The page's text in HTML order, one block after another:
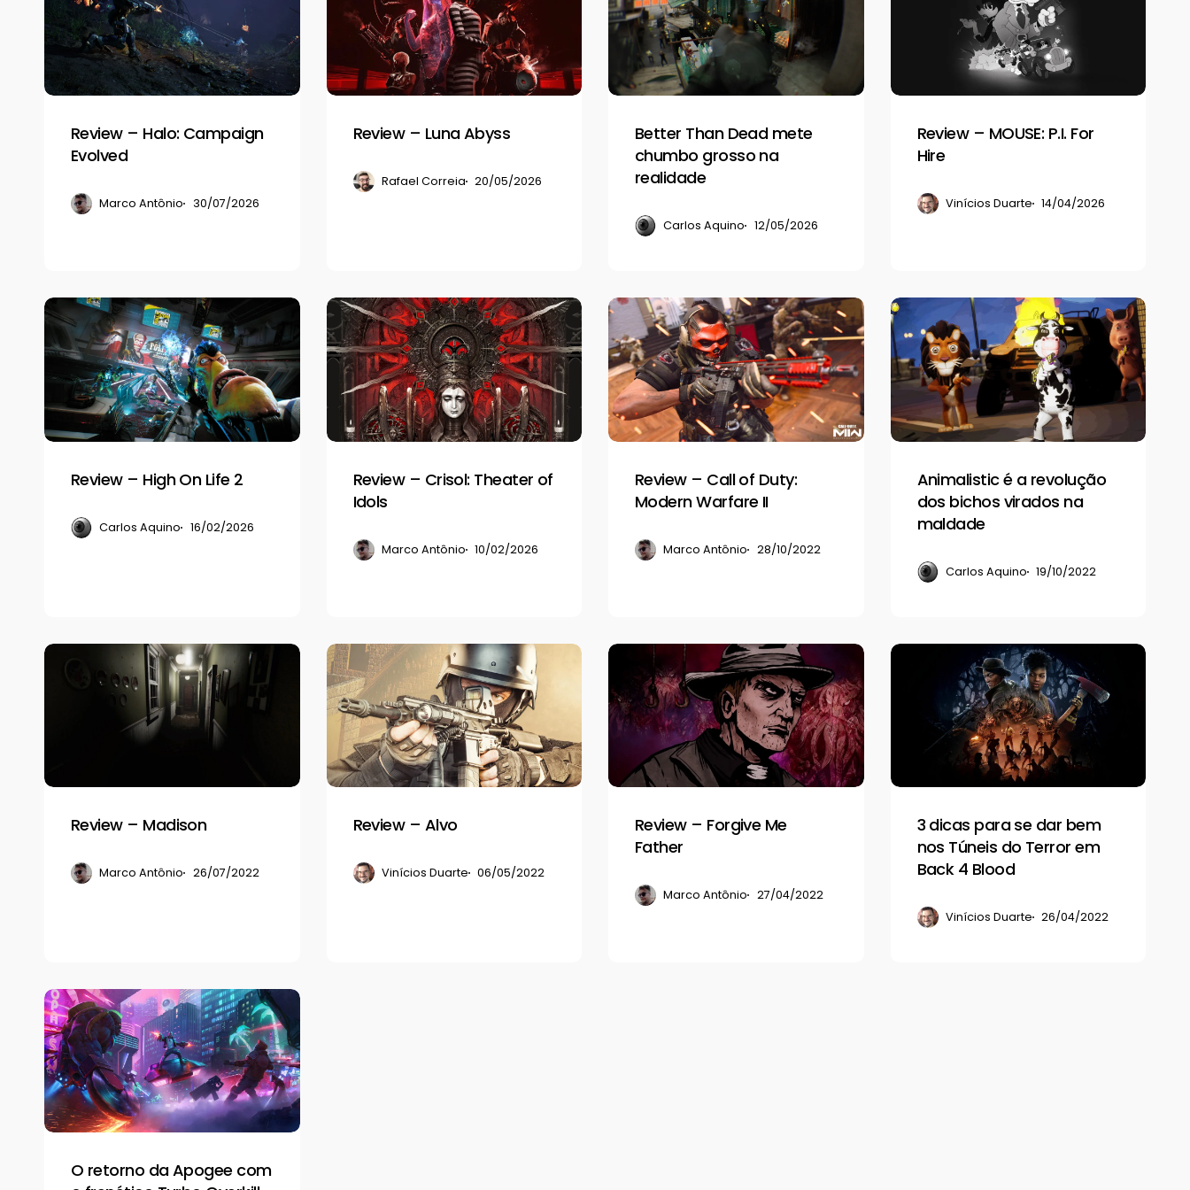
Halo:
Campaign
Evolved
Review – Halo: Campaign
Evolved
Marco Antônio 30/07/2026
Luna
Abyss
Review – Luna Abyss
Rafael Correia 20/05/2026
Dead
mete
chumbo
grosso
realidade
Better Than Dead mete
chumbo grosso na
realidade
Carlos Aquino 12/05/2026
Hire
Review – MOUSE: P.I. For
Hire
Vinícios Duarte 14/04/2026
Review
High
Life
2
Review – High On Life 2
Carlos Aquino 16/02/2026
Review
–
Crisol:
Theater
of
Idols
Review – Crisol: Theater of
Idols
Marco Antônio 10/02/2026
Review
–
Call
of
Duty:
Modern
Review – Call of Duty:
Modern Warfare II
Marco Antônio 28/10/2022
Animalistic
é
a
revolução
dos
bichos
maldade
Animalistic é a revolução
dos bichos virados na
maldade
Carlos Aquino 19/10/2022
Review
Review – Madison
Marco Antônio 26/07/2022
Review
–
Alvo
Review – Alvo
Vinícios Duarte 06/05/2022
Review
Forgive
Me
Father
Review – Forgive Me
Father
Marco Antônio 27/04/2022
3
bem
Túneis3 dicas para se dar bem
nos Túneis do Terror em
Back 4 Blood
Vinícios Duarte 26/04/2022
O
retorno
da
Apogee
com
o
TurboO retorno da Apogee com